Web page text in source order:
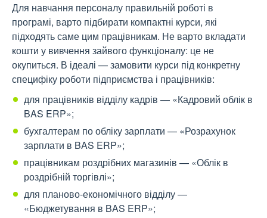
Для навчання персоналу правильній роботі в
програмі, варто підбирати компактні курси, які
підходять саме цим працівникам. Не варто вкладати
кошти у вивчення зайвого функціоналу: це не
окупиться. В ідеалі — замовити курси під конкретну
специфіку роботи підприємства і працівників:
для працівників відділу кадрів — «Кадровий облік в
BAS ERP»;
бухгалтерам по обліку зарплати — «Розрахунок
зарплати в BAS ERP»;
працівникам роздрібних магазинів — «Облік в
роздрібній торгівлі»;
для планово-економічного відділу —
«Бюджетування в BAS ERP»;